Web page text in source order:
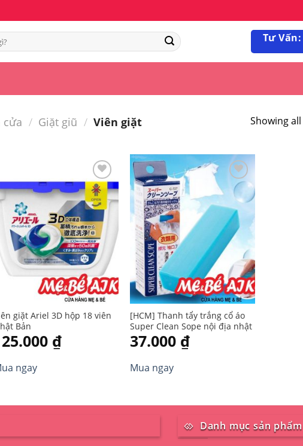
Tư Vấn:
cửa / Giặt giũ / Viên giặt Showing
giặt Ariel 3D hộp 18 viên
Bản
₫
ngay
[HCM] Thanh tẩy trắng cổ áo
Super Clean Sope nội địa nhật
37.000 ₫
Mua ngay
Danh mục sản phẩm